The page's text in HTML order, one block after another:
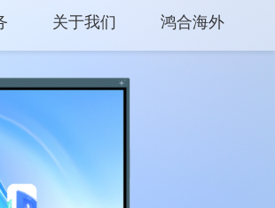
关于我们
监督举报
鸿合海外